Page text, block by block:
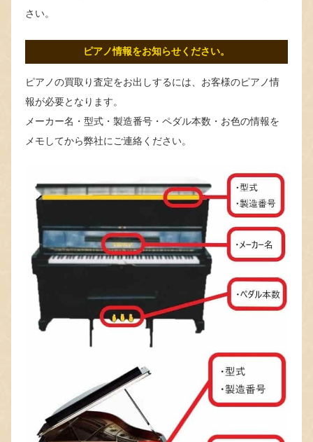
さい。
ピアノ情報をお知らせください。
ピアノの買取り査定をお出しするには、お客様のピアノ情
報が必要となります。
メーカー名・型式・製造番号・ペダル本数・お色の情報を
メモしてから弊社にご連絡ください。